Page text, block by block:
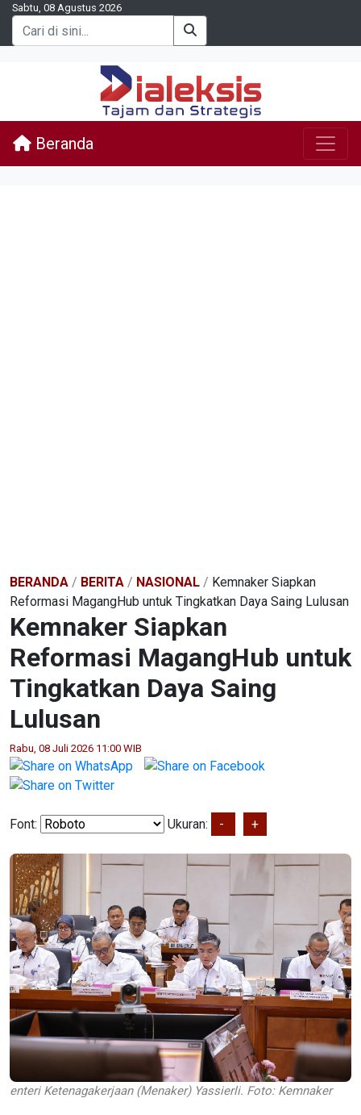
Sabtu, 08 Agustus 2026
Beranda
BERANDA / BERITA / NASIONAL / Kemnaker Siapkan
Reformasi MagangHub untuk Tingkatkan Daya Saing Lulusan
Kemnaker Siapkan
Reformasi MagangHub untuk
Tingkatkan Daya Saing
Lulusan
Rabu, 08 Juli 2026 11:00 WIB
Font: Ukuran: - +
enteri Ketenagakerjaan (Menaker) Yassierli. Foto: Kemnaker